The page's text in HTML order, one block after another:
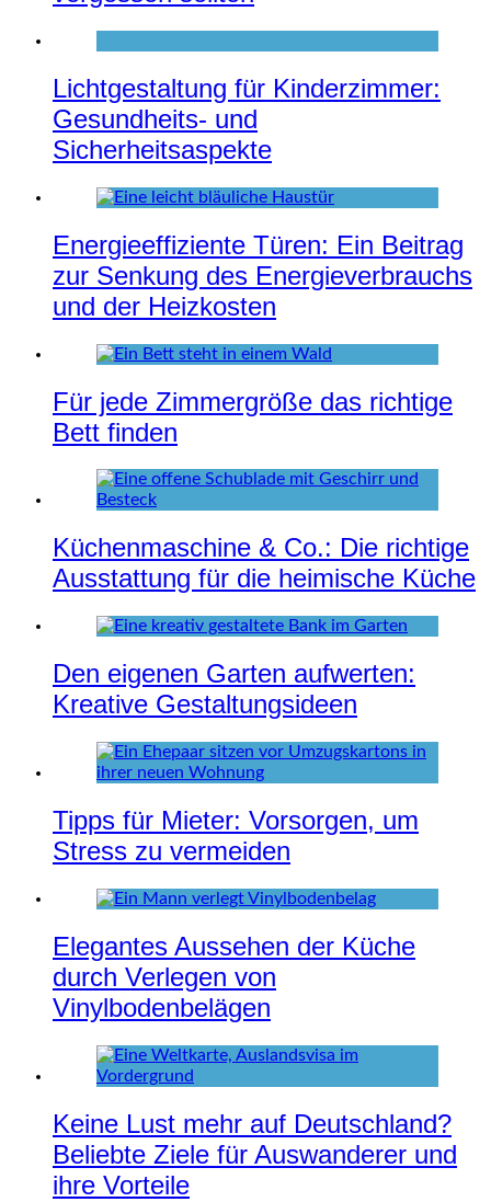
Lichtgestaltung für Kinderzimmer:
Gesundheits- und
Sicherheitsaspekte
Energieeffiziente Türen: Ein Beitrag
zur Senkung des Energieverbrauchs
und der Heizkosten
Für jede Zimmergröße das richtige
Bett finden
Küchenmaschine & Co.: Die richtige
Ausstattung für die heimische Küche
Den eigenen Garten aufwerten:
Kreative Gestaltungsideen
Tipps für Mieter: Vorsorgen, um
Stress zu vermeiden
Elegantes Aussehen der Küche
durch Verlegen von
Vinylbodenbelägen
Keine Lust mehr auf Deutschland?
Beliebte Ziele für Auswanderer und
ihre Vorteile